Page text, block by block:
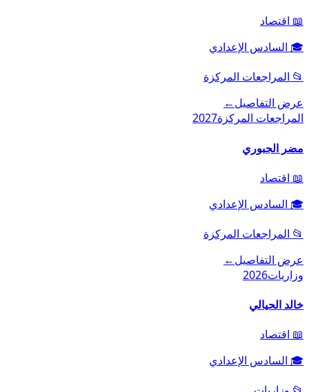
📖 اقتصاد
🎓 السادس الإعدادي
📂 المراجعات المركزة
عرض التفاصيل←
المراجعات المركزة2027
مضر الجبوري
📖 اقتصاد
🎓 السادس الإعدادي
📂 المراجعات المركزة
عرض التفاصيل←
وزاريات2026
خالد الحيالي
📖 اقتصاد
🎓 السادس الإعدادي